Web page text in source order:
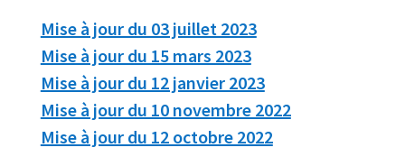
Mise à jour du 03 juillet 2023
Mise à jour du 15 mars 2023
Mise à jour du 12 janvier 2023
Mise à jour du 10 novembre 2022
Mise à jour du 12 octobre 2022